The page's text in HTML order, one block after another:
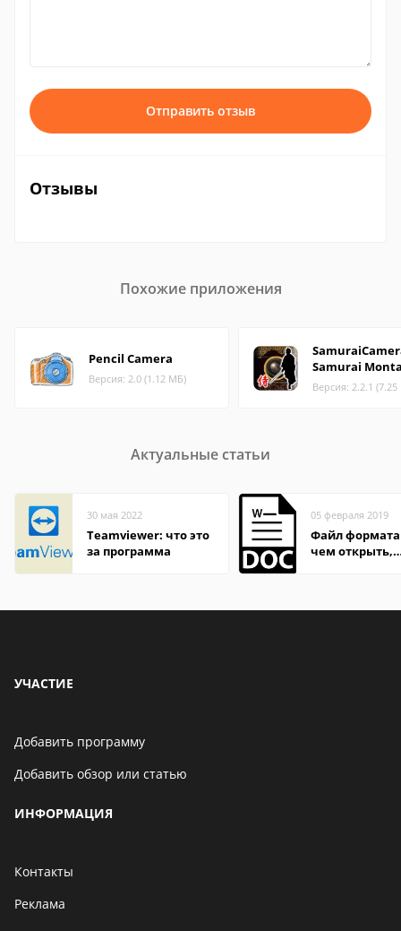
Отправить отзыв
Отзывы
Похожие приложения
Pencil Camera
Версия: 2.0 (1.12 МБ)
Samurai
Версия: 2.2.1
Актуальные статьи
30 мая 2022
Teamviewer: что это
за программа
05 февраля 2019
Файл формата
чем открыть,
УЧАСТИЕ
Добавить программу
Добавить обзор или статью
ИНФОРМАЦИЯ
Контакты
Реклама